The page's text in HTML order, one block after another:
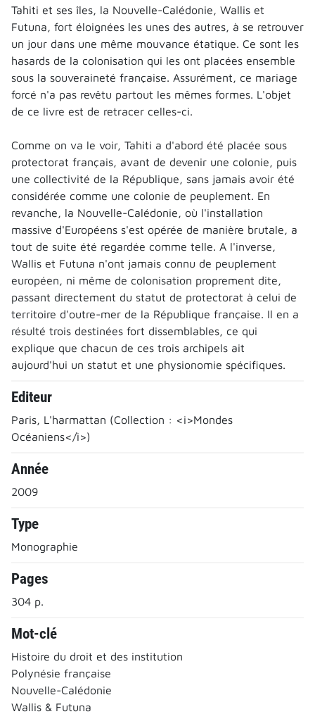
Tahiti et ses îles, la Nouvelle-Calédonie, Wallis et
Futuna, fort éloignées les unes des autres, à se retrouver
un jour dans une même mouvance étatique. Ce sont les
hasards de la colonisation qui les ont placées ensemble
sous la souveraineté française. Assurément, ce mariage
forcé n'a pas revêtu partout les mêmes formes. L'objet
de ce livre est de retracer celles-ci.
Comme on va le voir, Tahiti a d'abord été placée sous
protectorat français, avant de devenir une colonie, puis
une collectivité de la République, sans jamais avoir été
considérée comme une colonie de peuplement. En
revanche, la Nouvelle-Calédonie, où l'installation
massive d'Européens s'est opérée de manière brutale, a
tout de suite été regardée comme telle. A l'inverse,
Wallis et Futuna n'ont jamais connu de peuplement
européen, ni même de colonisation proprement dite,
passant directement du statut de protectorat à celui de
territoire d'outre-mer de la République française. Il en a
résulté trois destinées fort dissemblables, ce qui
explique que chacun de ces trois archipels ait
aujourd'hui un statut et une physionomie spécifiques.
Editeur
Paris, L'harmattan (Collection : <i>Mondes
Océaniens</i>)
Année
2009
Type
Monographie
Pages
304 p.
Mot-clé
Histoire du droit et des institution
Polynésie française
Nouvelle-Calédonie
Wallis & Futuna